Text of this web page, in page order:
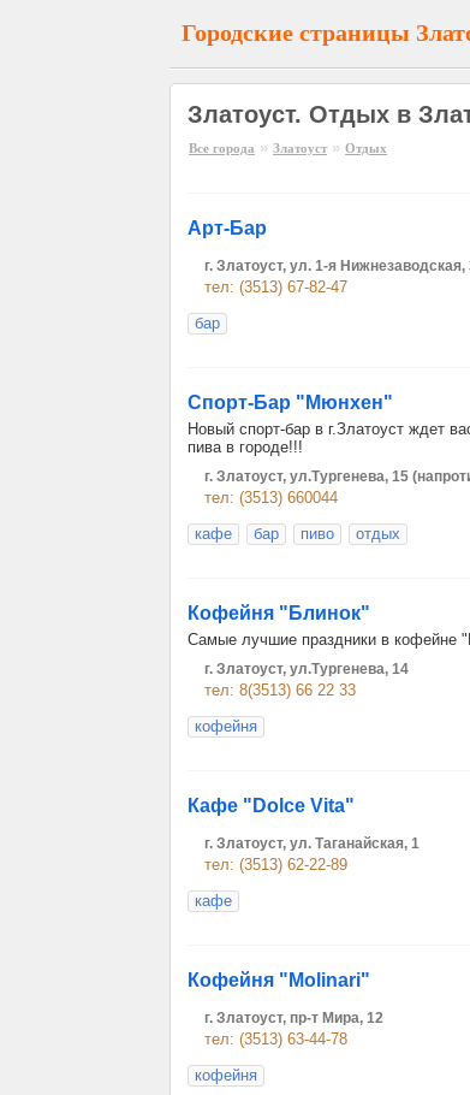
Городские страницы
Златоуст. Отдых в
Все города » Златоуст » Отдых
Арт-Бар
г. Златоуст, ул. 1-я Нижнезаводская,
тел: (3513) 67-82-47
бар
Спорт-Бар "Мюнхен"
Новый спорт-бар в г.Златоуст ждет
пива в городе!!!
г. Златоуст, ул.Тургенева, 15
тел: (3513) 660044
кафе
бар пиво отдых
Кофейня "Блинок"
Самые лучшие праздники в кофейне
г. Златоуст, ул.Тургенева, 14
тел: 8(3513) 66 22 33
кофейня
Кафе "Dolce Vita"
г. Златоуст, ул. Таганайская, 1
тел: (3513) 62-22-89
кафе
Кофейня "Molinari"
г. Златоуст, пр-т Мира, 12
тел: (3513) 63-44-78
кофейня